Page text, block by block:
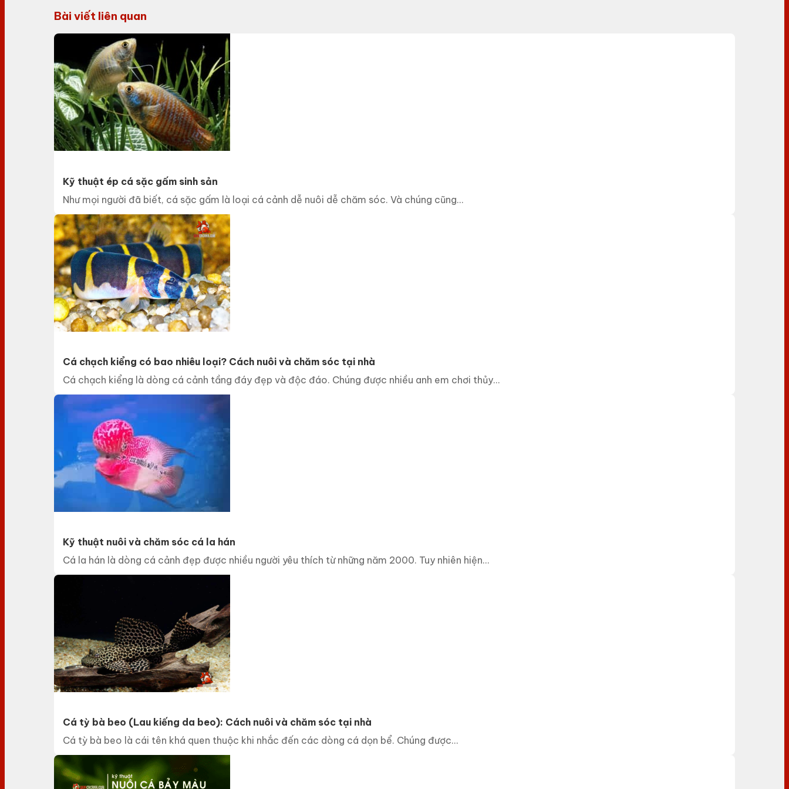
Bài viết liên quan
Kỹ thuật ép cá sặc gấm sinh sản
Như mọi người đã biết, cá sặc gấm là loại cá cảnh dễ nuôi dễ chăm sóc. Và chúng cũng...
Cá chạch kiểng có bao nhiêu loại? Cách nuôi và chăm sóc tại nhà
Cá chạch kiểng là dòng cá cảnh tầng đáy đẹp và độc đáo. Chúng được nhiều anh em chơi thủy...
Kỹ thuật nuôi và chăm sóc cá la hán
Cá la hán là dòng cá cảnh đẹp được nhiều người yêu thích từ những năm 2000. Tuy nhiên hiện...
Cá tỳ bà beo (Lau kiếng da beo): Cách nuôi và chăm sóc tại nhà
Cá tỳ bà beo là cái tên khá quen thuộc khi nhắc đến các dòng cá dọn bể. Chúng được...